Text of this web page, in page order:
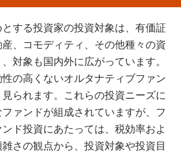
する投資家の投資対象は、有価証
、コモディティ、その他種々の資
対象も国内外に広がっています。
の高くないオルタナティブファン
見られます。これらの投資ニーズに
ァンドが組成されていますが、フ
ド投資にあたっては、税効率およ
さの観点から、投資対象や投資目